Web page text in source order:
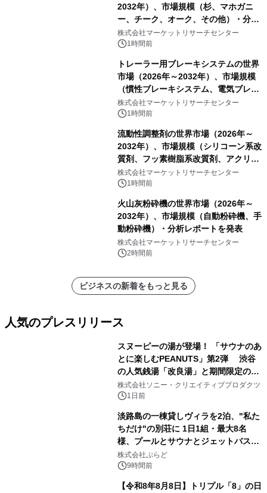
2032年）、市場規模（杉、マホガニ
ー、チーク、オーク、その他）・分析
レポートを発表
株式会社マーケットリサーチセンター
1時間前
トレーラー用ブレーキシステムの世界
市場（2026年～2032年）、市場規模
（慣性ブレーキシステム、電気ブレー
キシステム、その他）・分析レポート
を発表
株式会社マーケットリサーチセンター
1時間前
流動性調整剤の世界市場（2026年～
2032年）、市場規模（シリコーン系改
質剤、フッ素樹脂系改質剤、アクリル
系改質剤、ポリウレタン系改質剤、ワ
ックス系改質剤）・分析レポートを発
株式会社マーケットリサーチセンター
1時間前
火山灰粉砕機の世界市場（2026年～
2032年）、市場規模（自動粉砕機、手
動粉砕機）・分析レポートを発表
株式会社マーケットリサーチセンター
2時間前
ビジネスの新着をもっと見る
人気のプレスリリース
スヌーピーの湯が登場！ 「サウナのあ
とに楽しむPEANUTS」第2弾 渋谷
の人気銭湯「改良湯」と期間限定のコ
ラボレーション サウナイキタイコラ
ボグッズも発売決定！
株式会社ソニー・クリエイティブプロダクツ
1日前
淡路島の一棟貸しヴィラを2泊、"私た
ちだけ"の別荘に 1日1組・最大8名
様、プールとサウナとジェットバス付
きで Villa Mon Temps AWAJIの連泊
素泊りプラン
株式会社ぷらど
9時間前
【令和8年8月8日】トリプル「8」の日